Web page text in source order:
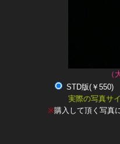
（
STD版(￥550)
実際の写真サ
※購入して頂く写真